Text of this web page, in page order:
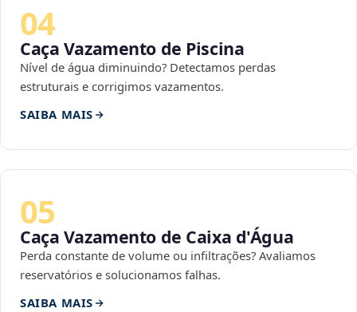
04
Caça Vazamento de Piscina
Nível de água diminuindo? Detectamos perdas
estruturais e corrigimos vazamentos.
SAIBA MAIS
05
Caça Vazamento de Caixa d'Água
Perda constante de volume ou infiltrações? Avaliamos
reservatórios e solucionamos falhas.
SAIBA MAIS